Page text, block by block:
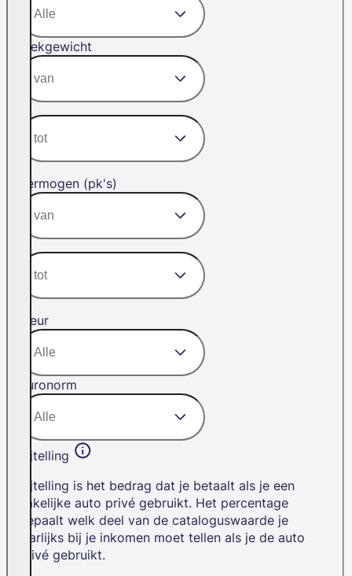
Trekgewicht
Vermogen (pk's)
Kleur
Euronorm
Bijtelling
Bijtelling is het bedrag dat je betaalt als je een
zakelijke auto privé gebruikt. Het percentage
bepaalt welk deel van de cataloguswaarde je
jaarlijks bij je inkomen moet tellen als je de auto
privé gebruikt.